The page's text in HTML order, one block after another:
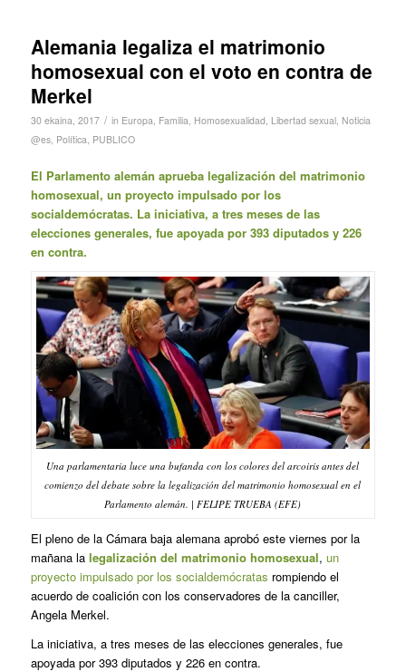
Alemania legaliza el matrimonio
homosexual con el voto en contra de
Merkel
30 ekaina, 2017 / in Europa Familia Homosexualidad Libertad sexual, Noticia
@es, Política PUBLICO
El Parlamento alemán aprueba legalización del matrimonio
homosexual, un proyecto impulsado por los
socialdemócratas. La iniciativa, a tres meses de las
elecciones generales, fue apoyada por 393 diputados y 226
en contra.
Una parlamentaria luce una bufanda con los colores del arcoiris antes del
comienzo del debate sobre la legalización del matrimonio homosexual en el
Parlamento alemán. | FELIPE TRUEBA (EFE)
El pleno de la Cámara baja alemana aprobó este viernes por la
mañana la legalización del matrimonio homosexual, un
proyecto impulsado por los socialdemócratas rompiendo el
acuerdo de coalición con los conservadores de la canciller,
Angela Merkel.
La iniciativa, a tres meses de las elecciones generales, fue
apoyada por 393 diputados y 226 en contra.